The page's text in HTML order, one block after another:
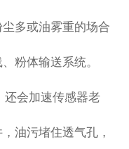
多或油雾重的场合
粉体输送系统。
会加速传感器老
油污堵住透气孔，